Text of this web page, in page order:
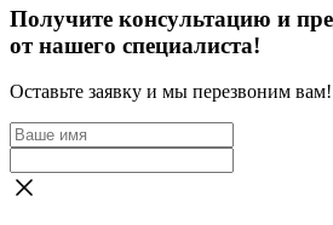
Получите консультацию и
от нашего специалиста!
Оставьте заявку и мы перезвоним вам!